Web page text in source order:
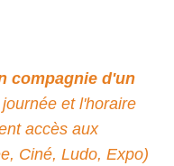
compagnie d'un
et l'horaire
accès aux
Ciné, Ludo, Expo)